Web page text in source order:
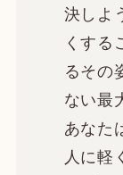
決しよ
くする
るその
ない最
あなた
人に軽